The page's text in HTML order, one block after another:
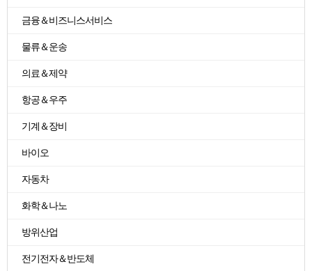
금융＆비즈니스서비스
물류＆운송
의료＆제약
항공＆우주
기계＆장비
바이오
자동차
화학＆나노
방위산업
전기전자＆반도체